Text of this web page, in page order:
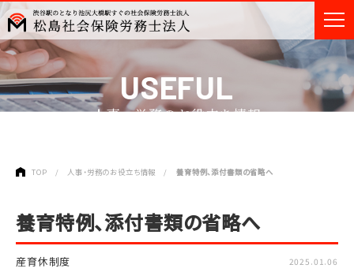
USEFUL
人事・労務のお役立ち情報
TOP 人事・労務のお役立ち情報 養育特例、添付書類の省略へ
養育特例、添付書類の省略へ
産育休制度 2025.01.06